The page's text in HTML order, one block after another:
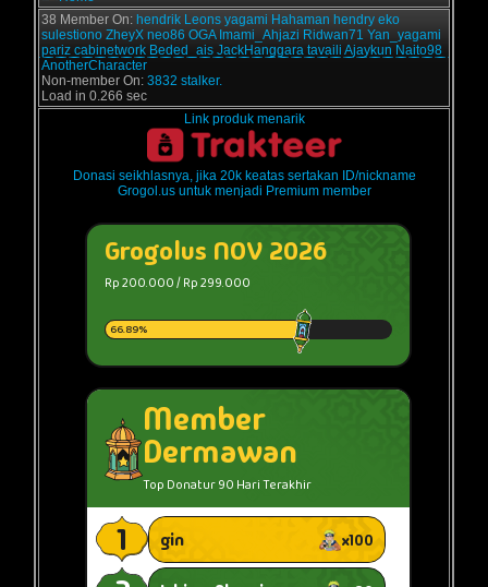
38 Member On: hendrik Leons yagami Hahaman hendry eko
sulestiono ZheyX neo86 OGA Imami_Ahjazi Ridwan71 Yan_yagami
pariz cabinetwork Beded_ais JackHanggara tavaili Ajaykun Naito98
AnotherCharacter
Non-member On: 3832 stalker.
Load in 0.266 sec
Link produk menarik
Donasi seikhlasnya, jika 20k keatas sertakan ID/nickname
Grogol.us untuk menjadi Premium member